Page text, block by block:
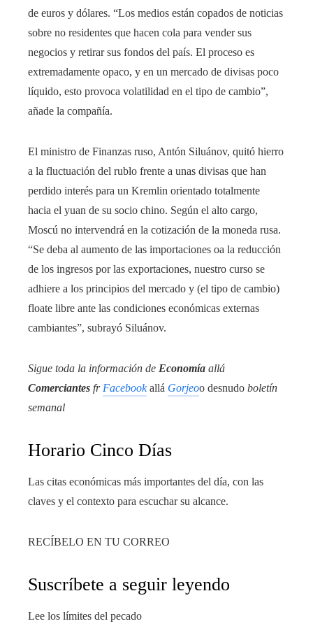
de euros y dólares. “Los medios están copados de noticias
sobre no residentes que hacen cola para vender sus
negocios y retirar sus fondos del país. El proceso es
extremadamente opaco, y en un mercado de divisas poco
líquido, esto provoca volatilidad en el tipo de cambio”,
añade la compañía.
El ministro de Finanzas ruso, Antón Siluánov, quitó hierro
a la fluctuación del rublo frente a unas divisas que han
perdido interés para un Kremlin orientado totalmente
hacia el yuan de su socio chino. Según el alto cargo,
Moscú no intervendrá en la cotización de la moneda rusa.
“Se deba al aumento de las importaciones oa la reducción
de los ingresos por las exportaciones, nuestro curso se
adhiere a los principios del mercado y (el tipo de cambio)
floate libre ante las condiciones económicas externas
cambiantes”, subrayó Siluánov.
Sigue toda la información de Economía allá
Comerciantes fr Facebookallá Gorjeoo desnudo boletín
semanal
Horario Cinco Días
Las citas económicas más importantes del día, con las
claves y el contexto para escuchar su alcance.
RECÍBELO EN TU CORREO
Suscríbete a seguir leyendo
Lee los límites del pecado